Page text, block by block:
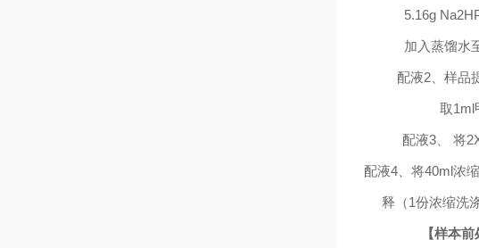
5.16g
加入蒸馏水至
配液2、样品
取1ml
配液3、 将
配液4、将40ml浓
释（1份浓缩洗
【样本前